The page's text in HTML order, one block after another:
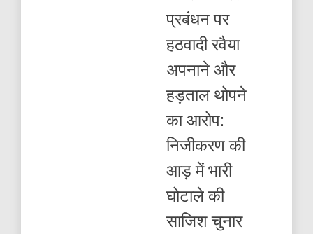
प्रबंधन पर
हठवादी रवैया
अपनाने और
हड़ताल थोपने
का आरोप:
निजीकरण की
आड़ में भारी
घोटाले की
साजिश चुनार